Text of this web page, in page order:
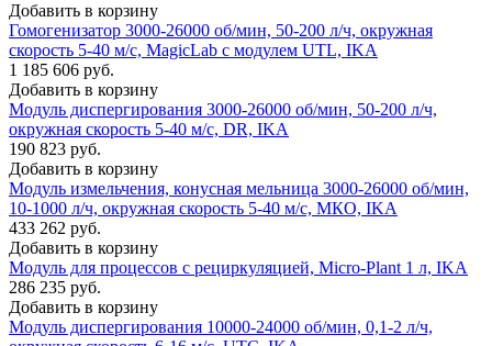
Добавить в корзину
Гомогенизатор 3000-26000 об/мин, 50-200 л/ч, окружная
скорость 5-40 м/с, MagicLab с модулем UTL, IKA
1 185 606 руб.
Добавить в корзину
Модуль диспергирования 3000-26000 об/мин, 50-200 л/ч,
окружная скорость 5-40 м/с, DR, IKA
190 823 руб.
Добавить в корзину
Модуль измельчения, конусная мельница 3000-26000 об/мин,
10-1000 л/ч, окружная скорость 5-40 м/с, МКО, IKA
433 262 руб.
Добавить в корзину
Модуль для процессов с рециркуляцией, Micro-Plant 1 л, IKA
286 235 руб.
Добавить в корзину
Модуль диспергирования 10000-24000 об/мин, 0,1-2 л/ч,